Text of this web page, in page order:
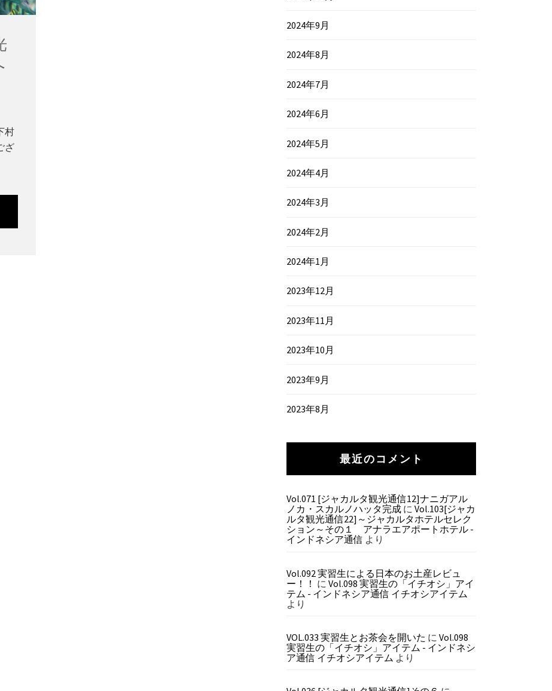
村
ざ
2024年9月
2024年8月
2024年7月
2024年6月
2024年5月
2024年4月
2024年3月
2024年2月
2024年1月
2023年12月
2023年11月
2023年10月
2023年9月
2023年8月
最近のコメント
Vol.071 [ジャカルタ観光通信12]ナニガアル
ノカ・スカルノハッタ完成 に Vol.103[ジャカ
ルタ観光通信22]～ジャカルタホテルセレク
ション～その１ アナラエアポートホテル -
インドネシア通信 より
Vol.092 実習生による日本のお土産レビュ
ー！！ に Vol.098 実習生の「イチオシ」アイ
テム - インドネシア通信 イチオシアイテム
より
VOL.033 実習生とお茶会を開いた に Vol.098
実習生の「イチオシ」アイテム - インドネシ
ア通信 イチオシアイテム より